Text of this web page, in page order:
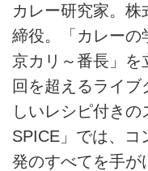
カレー研究家。株
締役。「カレーの
京カリ～番長」を
回を超えるライ
しいレシピ付き
SPICE」では、コ
発のすべてを手が